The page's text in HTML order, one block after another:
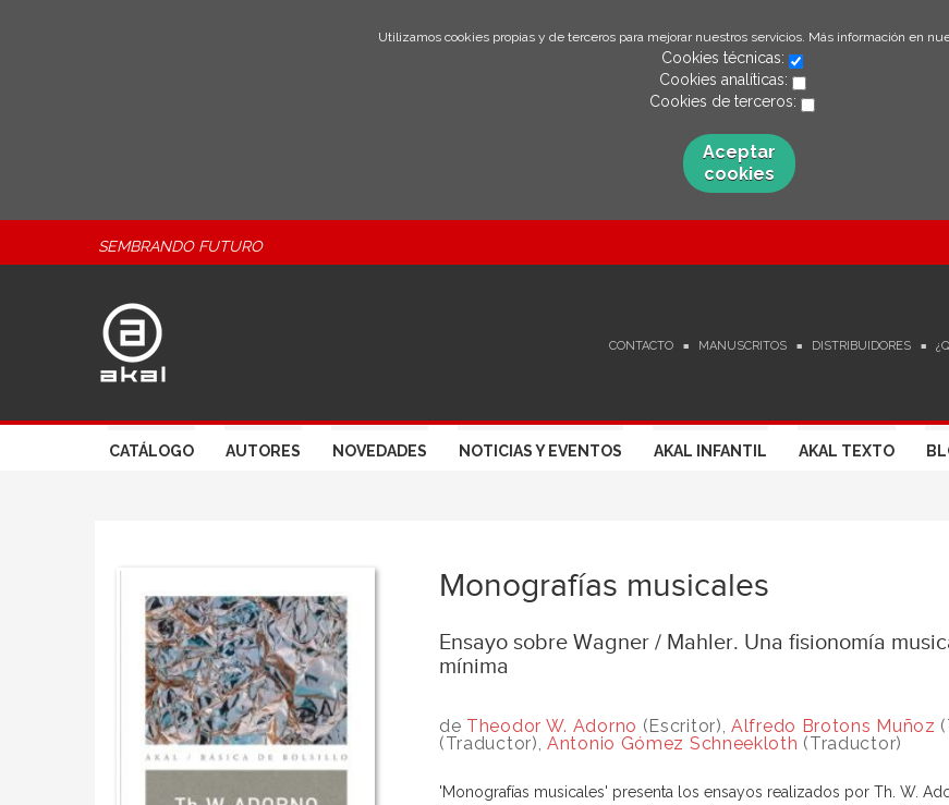
Utilizamos cookies propias y de terceros para mejorar nuestros servicios. Más información en
Cookies técnicas:
Cookies analíticas:
Cookies de terceros:
Aceptar
cookies
SEMBRANDO FUTURO
CONTACTO MANUSCRITOS DISTRIBUIDORES
CATÁLOGO AUTORES NOVEDADES NOTICIAS Y EVENTOS AKAL INFANTIL AKAL TEXTO
Monografías musicales
Ensayo sobre Wagner / Mahler. Una fisionomía
mínima
de Theodor W. Adorno (Escritor),Alfredo Brotons Muñoz
(Traductor),Antonio Gómez Schneekloth (Traductor)
'Monografías musicales' presenta los ensayos realizados por Th. W.